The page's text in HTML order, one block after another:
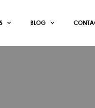
BLOG